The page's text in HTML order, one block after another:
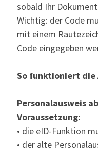
sobald Ihr
Wichtig: der Code
mit einem
Code eingegeben
So funktioniert die
Personalausweis
Voraussetzung:
• die eID-Funktion
• der alte